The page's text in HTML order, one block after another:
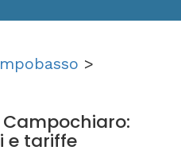
>
e tariffe